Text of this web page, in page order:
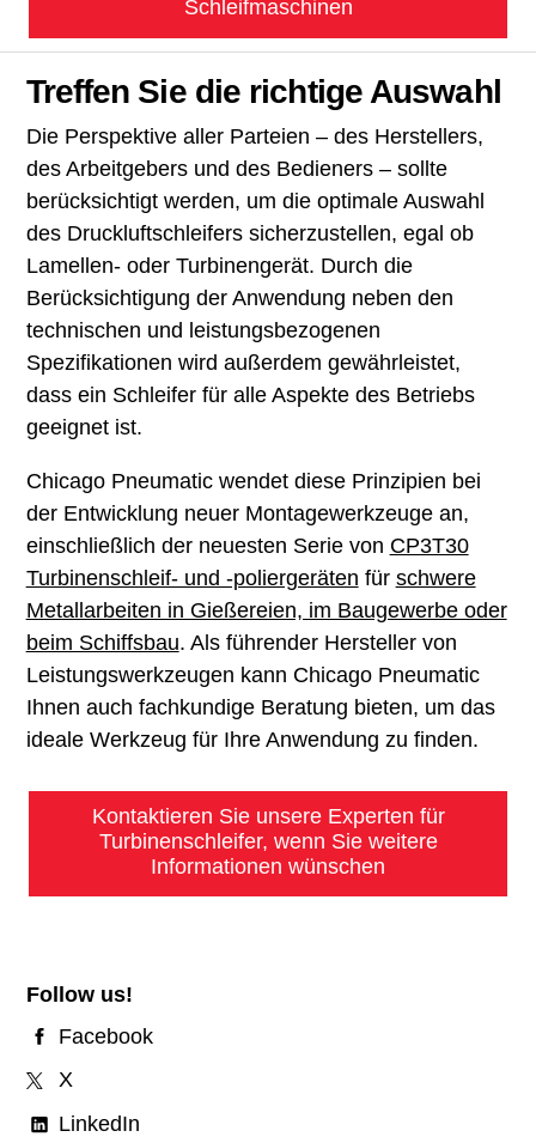
Schleifmaschinen
Treffen Sie die richtige Auswahl
Die Perspektive aller Parteien – des Herstellers,
des Arbeitgebers und des Bedieners – sollte
berücksichtigt werden, um die optimale Auswahl
des Druckluftschleifers sicherzustellen, egal ob
Lamellen- oder Turbinengerät. Durch die
Berücksichtigung der Anwendung neben den
technischen und leistungsbezogenen
Spezifikationen wird außerdem gewährleistet,
dass ein Schleifer für alle Aspekte des Betriebs
geeignet ist.
Chicago Pneumatic wendet diese Prinzipien bei
der Entwicklung neuer Montagewerkzeuge an,
einschließlich der neuesten Serie von CP3T30
Turbinenschleif- und -poliergeräten für schwere
Metallarbeiten in Gießereien, im Baugewerbe oder
beim Schiffsbau. Als führender Hersteller von
Leistungswerkzeugen kann Chicago Pneumatic
Ihnen auch fachkundige Beratung bieten, um das
ideale Werkzeug für Ihre Anwendung zu finden.
Kontaktieren Sie unsere Experten für
Turbinenschleifer, wenn Sie weitere
Informationen wünschen
Follow us!
Facebook
X
LinkedIn